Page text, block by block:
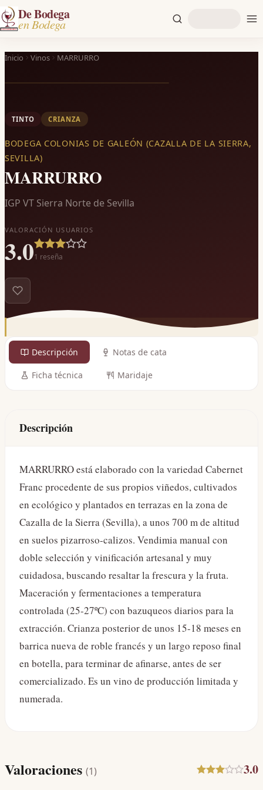
De Bodega
en Bodega
Inicio Vinos MARRURRO
TINTO CRIANZA
BODEGA COLONIAS DE GALEÓN (CAZALLA DE LA SIERRA,
SEVILLA)
MARRURRO
IGP VT Sierra Norte de Sevilla
VALORACIÓN USUARIOS
3.01 reseña
Descripción Notas de cata
Ficha técnica Maridaje
Descripción
MARRURRO está elaborado con la variedad Cabernet
Franc procedente de sus propios viñedos, cultivados
en ecológico y plantados en terrazas en la zona de
Cazalla de la Sierra (Sevilla), a unos 700 m de altitud
en suelos pizarroso-calizos. Vendimia manual con
doble selección y vinificación artesanal y muy
cuidadosa, buscando resaltar la frescura y la fruta.
Maceración y fermentaciones a temperatura
controlada (25-27ºC) con bazuqueos diarios para la
extracción. Crianza posterior de unos 15-18 meses en
barrica nueva de roble francés y un largo reposo final
en botella, para terminar de afinarse, antes de ser
comercializado. Es un vino de producción limitada y
numerada.
Valoraciones (1) 3.0